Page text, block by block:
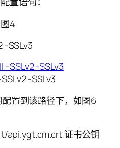
4
-SSLv3
-SSLv3
置到该路径下，如图6
证书公钥